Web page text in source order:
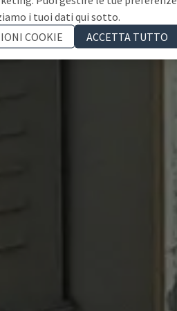
i tuoi dati qui sotto.
COOKIE
ACCETTA TUTTO